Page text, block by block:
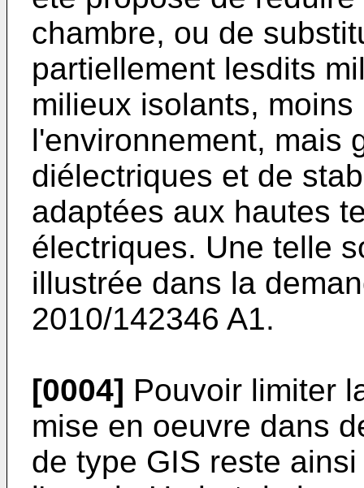
chambre, ou de
partiellement lesdits
milieux isolants,
l'environnement, mais
diélectriques et de
adaptées aux hautes
électriques. Une telle
illustrée dans la
2010/142346 A1.
[0004] Pouvoir limiter
mise en oeuvre dans
de type GIS reste